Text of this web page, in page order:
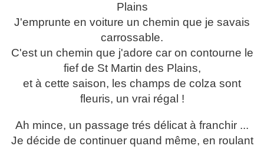
Plains
J'emprunte en voiture un chemin que je savais
carrossable.
C'est un chemin que j'adore car on contourne le
fief de St Martin des Plains,
et à cette saison, les champs de colza sont
fleuris, un vrai régal !
Ah mince, un passage trés délicat à franchir ...
Je décide de continuer quand même, en roulant